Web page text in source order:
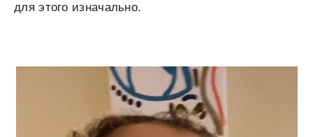
для этого изначально.